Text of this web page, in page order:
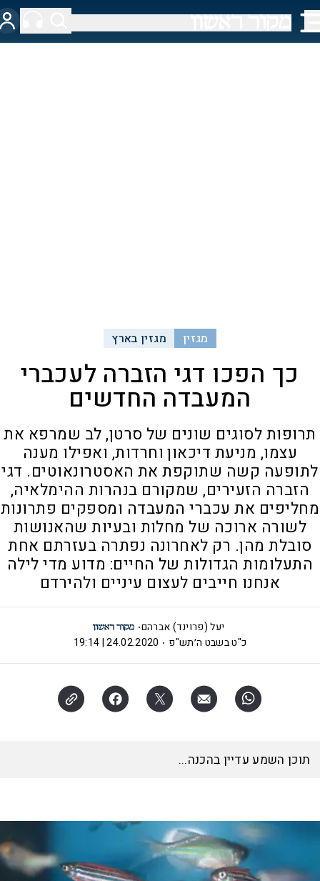
מגזין מגזין בארץ
כך הפכו דגי הזברה לעכברי
המעבדה החדשים
תרופות לסוגים שונים של סרטן, לב שמרפא את
עצמו, מניעת דיכאון וחרדות, ואפילו מענה
לתופעה קשה שתוקפת את האסטרונאוטים. דגי
הזברה הזעירים, שמקורם בנהרות ההימלאיה,
מחליפים את עכברי המעבדה ומספקים פתרונות
לשורה ארוכה של מחלות ובעיות שהאנושות
סובלת מהן. רק לאחרונה נפתרה בעזרתם אחת
התעלומות הגדולות של החיים: מדוע מדי לילה
אנחנו חייבים לעצום עיניים ולהירדם
יעל (פרוינד) אברהם
כ"ט בשבט ה׳תש"פ
24.02.2020 | 19:14
תוכן השמע עדיין בהכנה...